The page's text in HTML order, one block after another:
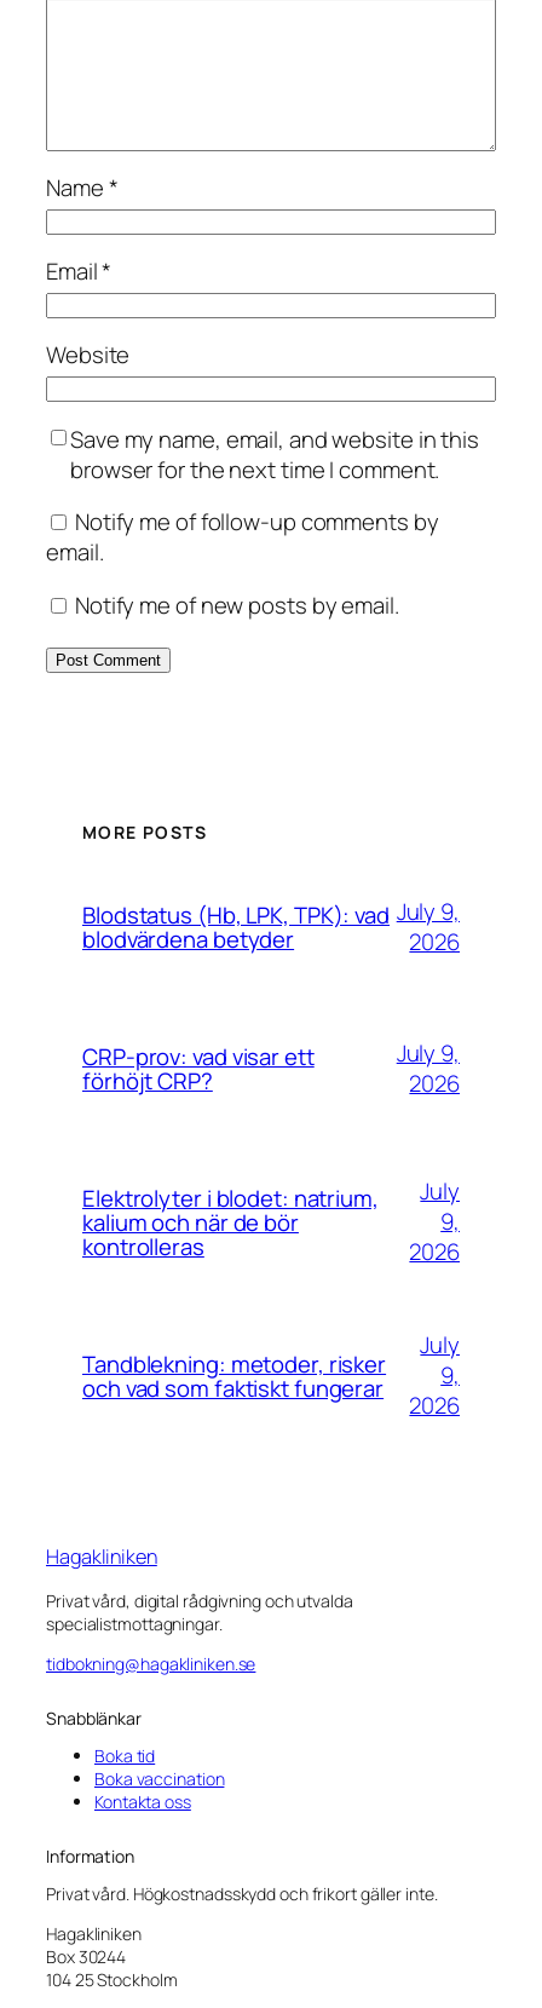
Name*
Email*
Website
Save my name, email, and website in this
browser for the next time I comment.
Notify me of follow-up comments by
email.
Notify me of new posts by email.
MORE POSTS
Blodstatus (Hb, LPK, TPK): vad
blodvärdena betyder
July 9,
2026
CRP-prov: vad visar ett
förhöjt CRP?
July 9,
2026
Elektrolyter i blodet: natrium,
kalium och när de bör
kontrolleras
July
9,
2026
Tandblekning: metoder, risker
och vad som faktiskt fungerar
July
9,
2026
Hagakliniken
Privat vård, digital rådgivning och utvalda
specialistmottagningar.
tidbokning@hagakliniken.se
Snabblänkar
Boka tid
Boka vaccination
Kontakta oss
Information
Privat vård. Högkostnadsskydd och frikort gäller inte.
Hagakliniken
Box 30244
104 25 Stockholm